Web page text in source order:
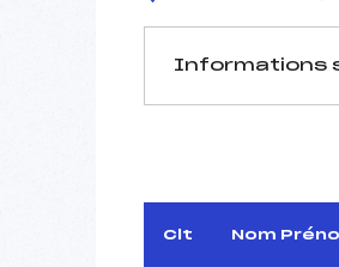
Informations
Arbitre :
Assistant :
Clt Nom